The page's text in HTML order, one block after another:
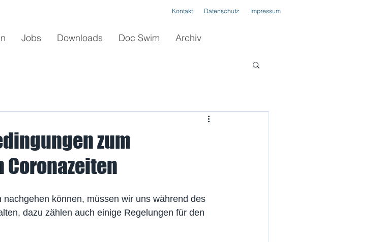
Kontakt Datenschutz Impressum
Jobs Downloads Doc Swim Archiv
zum
können, müssen wir uns während des
dazu zählen auch einige Regelungen für den